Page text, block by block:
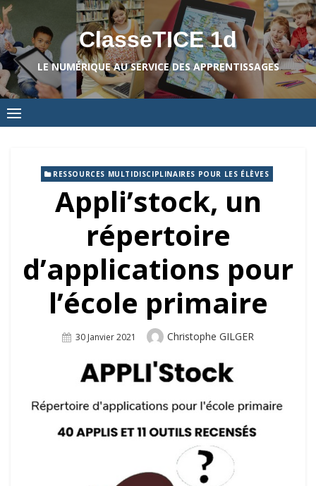
Skip
to
content
ClasseTICE 1d
LE NUMÉRIQUE AU SERVICE DES APPRENTISSAGES
RESSOURCES MULTIDISCIPLINAIRES POUR LES ÉLÈVES
Appli’stock, un
répertoire
d’applications pour
l’école primaire
Posted
30 Janvier 2021 Author
Christophe GILGER